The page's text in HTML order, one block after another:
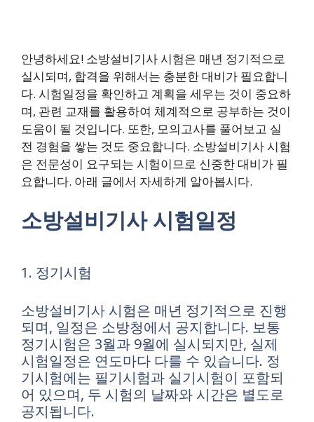
안녕하세요! 소방설비기사 시험은 매년 정기적으로
실시되며, 합격을 위해서는 충분한 대비가 필요합니
다. 시험일정을 확인하고 계획을 세우는 것이 중요하
며, 관련 교재를 활용하여 체계적으로 공부하는 것이
도움이 될 것입니다. 또한, 모의고사를 풀어보고 실
전 경험을 쌓는 것도 중요합니다. 소방설비기사 시험
은 전문성이 요구되는 시험이므로 신중한 대비가 필
요합니다. 아래 글에서 자세하게 알아봅시다.
소방설비기사 시험일정
1. 정기시험
소방설비기사 시험은 매년 정기적으로 진행
되며, 일정은 소방청에서 공지합니다. 보통
정기시험은 3월과 9월에 실시되지만, 실제
시험일정은 연도마다 다를 수 있습니다. 정
기시험에는 필기시험과 실기시험이 포함되
어 있으며, 두 시험의 날짜와 시간은 별도로
공지됩니다.